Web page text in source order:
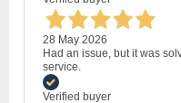
28 May 2026
Had an issue, but it was
service.
Verified buyer